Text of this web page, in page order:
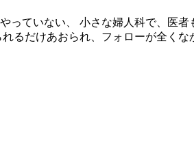
っていない、 小さな婦人科で、医
るだけあおられ、フォローが全く